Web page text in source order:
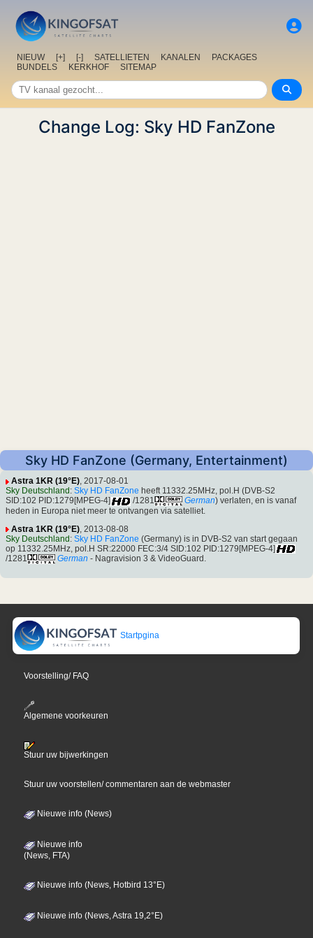
NIEUW [+] [-] SATELLIETEN KANALEN
PACKAGES
BUNDELS
KERKHOF SITEMAP
Change Log: Sky HD FanZone
Sky HD FanZone (Germany, Entertainment)
Astra 1KR (19°E), 2017-08-01
Sky Deutschland : Sky HD FanZone heeft 11332.25MHz, pol.H (DVB-S2
SID:102 PID:1279[MPEG-4]
/1281 German) verlaten, en is vanaf
heden in Europa niet meer te ontvangen via satelliet.
Astra 1KR (19°E), 2013-08-08
Sky Deutschland : Sky HD FanZone (Germany) is in DVB-S2 van start gegaan
op 11332.25MHz, pol.H SR:22000 FEC:3/4 SID:102 PID:1279[MPEG-4]
/1281
German - Nagravision 3 & VideoGuard.
Startpgina
Voorstelling/ FAQ
Algemene voorkeuren
Stuur uw bijwerkingen
Stuur uw voorstellen/ commentaren aan de webmaster
Nieuwe info (News)
Nieuwe info
(News, FTA)
Nieuwe info (News, Hotbird 13°E)
Nieuwe info (News, Astra 19,2°E)